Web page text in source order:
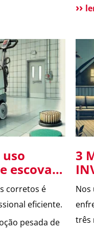
população
tradicional
app 190
escovas
corretos é
eficiente.
pesada de
3
Nos
três